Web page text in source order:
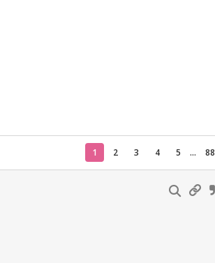
Lezen
1 2 3 4 5 ... 88